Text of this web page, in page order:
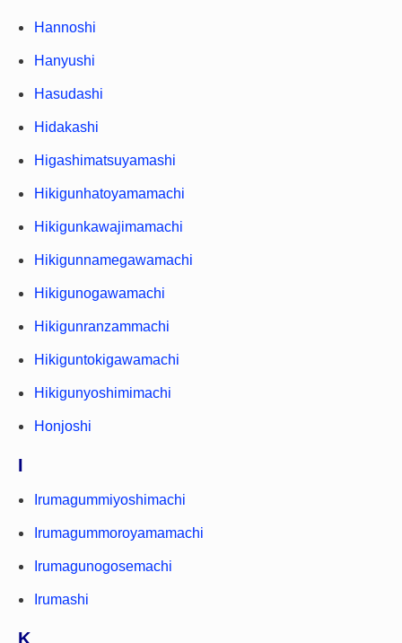
Hannoshi
Hanyushi
Hasudashi
Hidakashi
Higashimatsuyamashi
Hikigunhatoyamamachi
Hikigunkawajimamachi
Hikigunnamegawamachi
Hikigunogawamachi
Hikigunranzammachi
Hikiguntokigawamachi
Hikigunyoshimimachi
Honjoshi
I
Irumagummiyoshimachi
Irumagummoroyamamachi
Irumagunogosemachi
Irumashi
K